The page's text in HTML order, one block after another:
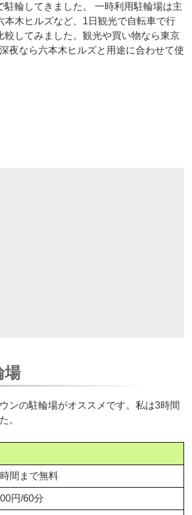
輪してきました。 一時利用駐輪場は主
木ヒルズなど、1日観光で自転車で行
較してみました。観光や買い物なら東京
夜なら六本木ヒルズと用途に合わせて使
場
ンの駐輪場がオススメです。私は3時間
。
間まで無料
円/60分